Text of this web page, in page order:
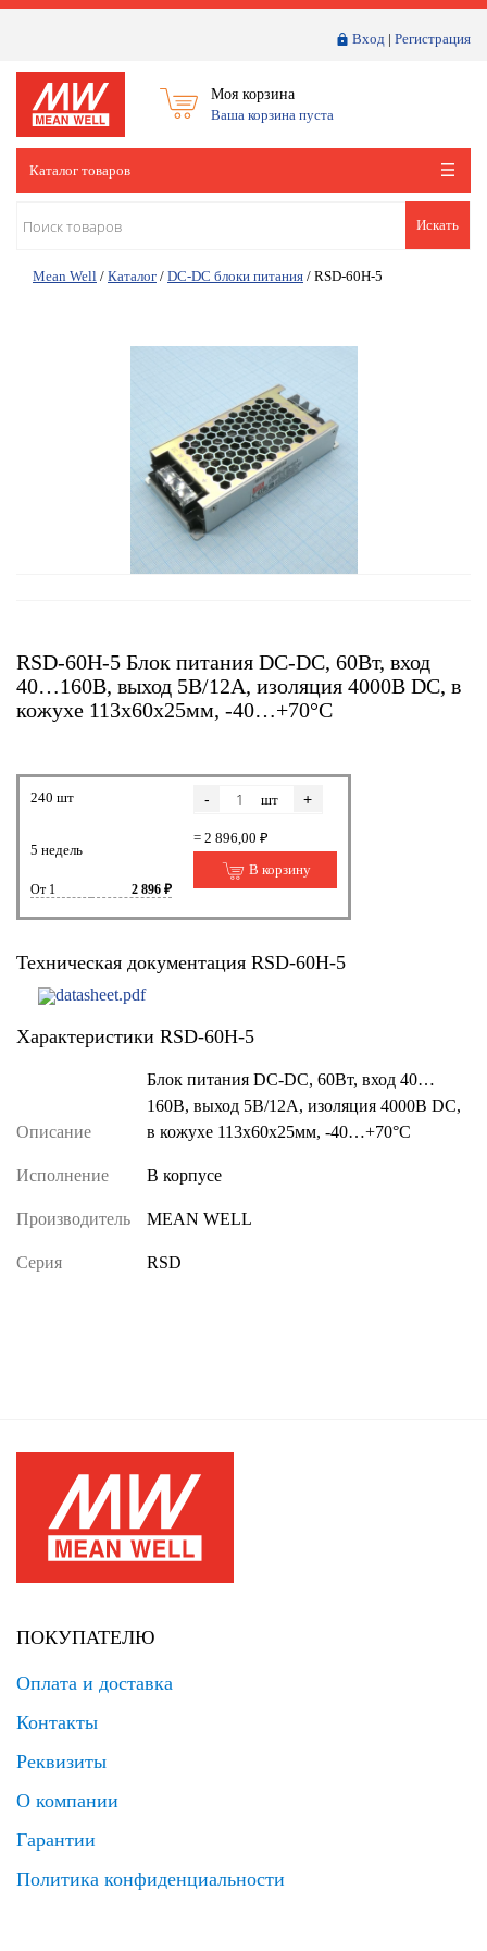
Вход | Регистрация
Моя корзина
Ваша корзина пуста
Каталог товаров
Искать
Mean Well / Каталог / DC-DC блоки питания / RSD-60H-5
RSD-60H-5 Блок питания DC-DC, 60Вт, вход
40…160В, выход 5В/12А, изоляция 4000В DC, в
кожухе 113х60х25мм, -40…+70°С
240 шт
5 недель
От 1 2 896 ₽
- шт +
= 2 896,00 ₽
В корзину
Техническая документация RSD-60H-5
datasheet.pdf
Характеристики RSD-60H-5
Описание
Блок питания DC-DC, 60Вт, вход 40…
160В, выход 5В/12А, изоляция 4000В DC,
в кожухе 113х60х25мм, -40…+70°С
Исполнение В корпусе
Производитель MEAN WELL
Серия RSD
ПОКУПАТЕЛЮ
Оплата и доставка
Контакты
Реквизиты
О компании
Гарантии
Политика конфиденциальности